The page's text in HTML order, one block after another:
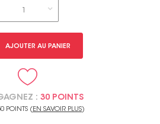
AJOUTER AU PANIER
: 30 POINTS
POINTS ( EN SAVOIR PLUS)